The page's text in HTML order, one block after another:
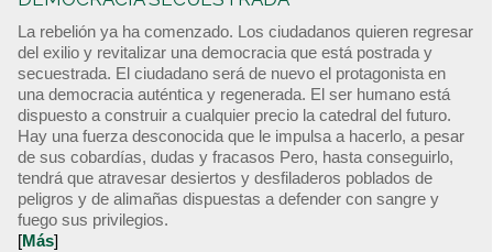
La rebelión ya ha comenzado. Los ciudadanos quieren regresar
del exilio y revitalizar una democracia que está postrada y
secuestrada. El ciudadano será de nuevo el protagonista en
una democracia auténtica y regenerada. El ser humano está
dispuesto a construir a cualquier precio la catedral del futuro.
Hay una fuerza desconocida que le impulsa a hacerlo, a pesar
de sus cobardías, dudas y fracasos Pero, hasta conseguirlo,
tendrá que atravesar desiertos y desfiladeros poblados de
peligros y de alimañas dispuestas a defender con sangre y
fuego sus privilegios.
[Más]